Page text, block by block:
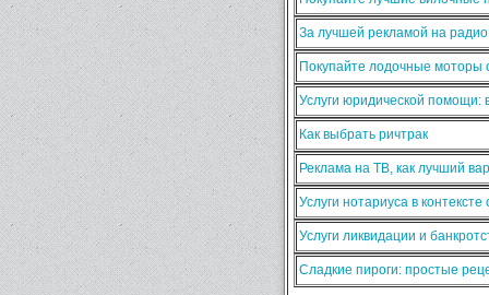
За лучшей рекламой на
Покупайте лодочные моторы
Услуги юридической
Как выбрать ричтрак
Реклама на ТВ, как лучший
Услуги нотариуса в
Услуги ликвидации и
Сладкие пироги: простые